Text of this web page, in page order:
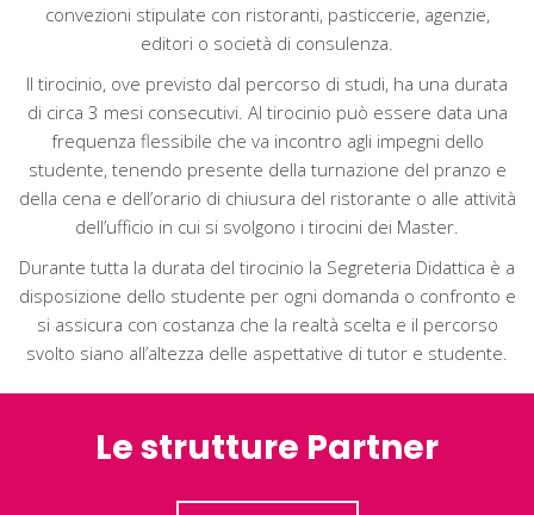
convezioni stipulate con ristoranti, pasticcerie, agenzie,
editori o società di consulenza.
Il tirocinio, ove previsto dal percorso di studi, ha una durata
di circa 3 mesi consecutivi. Al tirocinio può essere data una
frequenza flessibile che va incontro agli impegni dello
studente, tenendo presente della turnazione del pranzo e
della cena e dell’orario di chiusura del ristorante o alle attività
dell’ufficio in cui si svolgono i tirocini dei Master.
Durante tutta la durata del tirocinio la Segreteria Didattica è a
disposizione dello studente per ogni domanda o confronto e
si assicura con costanza che la realtà scelta e il percorso
svolto siano all’altezza delle aspettative di tutor e studente.
Le strutture Partner